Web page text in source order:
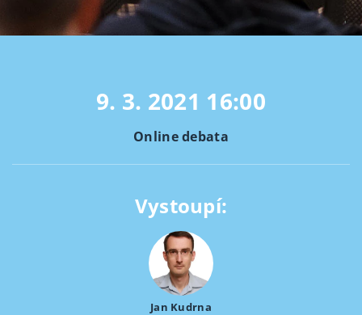
9. 3. 2021 16:00
Online debata
Vystoupí:
Jan Kudrna